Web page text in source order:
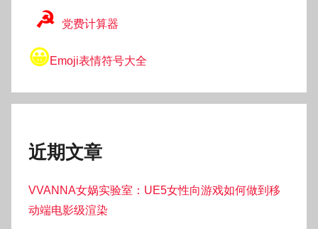
☭ 党费计算器
😀Emoji表情符号大全
近期文章
VVANNA女娲实验室：UE5女性向游戏如何做到移
动端电影级渲染